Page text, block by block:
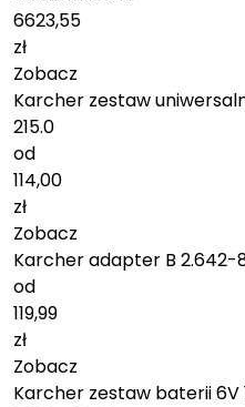
6623,55
zł
Zobacz
Karcher zestaw
215.0
od
114,00
zł
Zobacz
Karcher adapter B 2.642-
od
119,99
zł
Zobacz
Karcher zestaw baterii 6V